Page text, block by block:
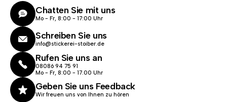
Chatten Sie mit uns
Mo - Fr, 8:00 - 17:00 Uhr
Schreiben Sie uns
info@stickerei-stoiber.de
Rufen Sie uns an
08086 94 75 91
Mo - Fr, 8:00 - 17.00 Uhr
Geben Sie uns Feedback
Wir freuen uns von Ihnen zu hören